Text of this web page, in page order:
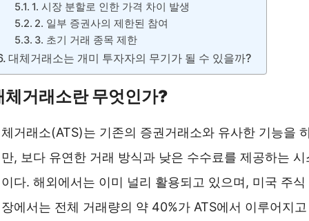
1. 시장 분할로 인한 가격 차이 발생
2. 일부 증권사의 제한된 참여
3. 초기 거래 종목 제한
대체거래소는 개미 투자자의 무기가 될 수 있을까?
체거래소란 무엇인가?
거래소(ATS)는 기존의 증권거래소와 유사한 기능을
, 보다 유연한 거래 방식과 낮은 수수료를 제공하는 시
다. 해외에서는 이미 널리 활용되고 있으며, 미국 주식
에서는 전체 거래량의 약 40%가 ATS에서 이루어지고